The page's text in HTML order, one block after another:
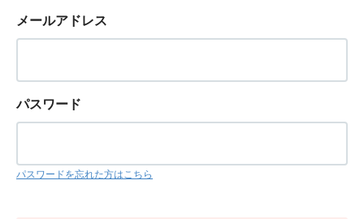
メールアドレス
パスワード
パスワードを忘れた方はこちら